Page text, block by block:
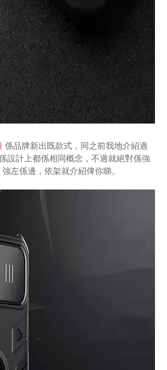
係品牌新出既款式，同之前我地介紹過
係設計上都係相同概念，不過就絕對係強
左係邊，依架就介紹俾你睇。